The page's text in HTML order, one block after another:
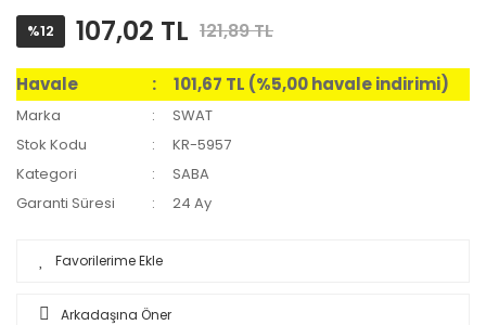
%12 107,02 TL 121,89 TL
Havale 101,67 TL (%5,00 havale indirimi)
Marka
SWAT
Stok Kodu
KR-5957
Kategori
SABA
Garanti Süresi
24 Ay
Arkadaşına Öner